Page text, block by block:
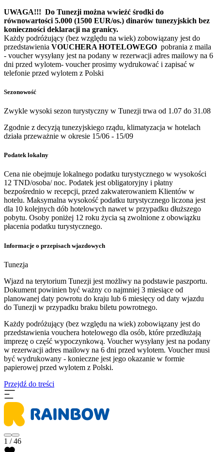
UWAGA!!! Do Tunezji można wwieźć środki do
równowartości 5.000 (1500 EUR/os.) dinarów tunezyjskich bez
konieczności deklaracji na granicy.
Każdy podróżujący (bez względu na wiek) zobowiązany jest do
przedstawienia VOUCHERA HOTELOWEGO pobrania z maila
- voucher wysyłany jest na podany w rezerwacji adres mailowy na 6
dni przed wylotem- voucher prosimy wydrukować i zapisać w
telefonie przed wylotem z Polski
Sezonowość
Zwykle wysoki sezon turystyczny w Tunezji trwa od 1.07 do 31.08
Zgodnie z decyzją tunezyjskiego rządu, klimatyzacja w hotelach
działa przeważnie w okresie 15/06 - 15/09
Podatek lokalny
Cena nie obejmuje lokalnego podatku turystycznego w wysokości
12 TND/osoba/ noc. Podatek jest obligatoryjny i płatny
bezpośrednio w recepcji, przed zakwaterowaniem Klientów w
hotelu. Maksymalna wysokość podatku turystycznego liczona jest
dla 10 kolejnych dób hotelowych nawet w przypadku dłuższego
pobytu. Osoby poniżej 12 roku życia są zwolnione z obowiązku
płacenia podatku turystycznego.
Informacje o przepisach wjazdowych
Tunezja
Wjazd na terytorium Tunezji jest możliwy na podstawie paszportu.
Dokument powinien być ważny co najmniej 3 miesiące od
planowanej daty powrotu do kraju lub 6 miesięcy od daty wjazdu
do Tunezji w przypadku braku biletu powrotnego.
Każdy podróżujący (bez względu na wiek) zobowiązany jest do
przedstawienia vouchera hotelowego dla osób, które przedłużają
imprezę o część wypoczynkową. Voucher wysyłany jest na podany
w rezerwacji adres mailowy na 6 dni przed wylotem. Voucher musi
być wydrukowany - konieczne jest jego okazanie w formie
papierowej przed wylotem z Polski.
Przejdź do treści
1 / 46